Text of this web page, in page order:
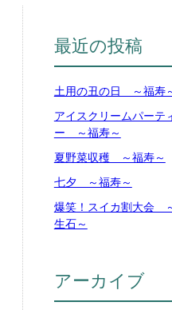
最近の投稿
土用の丑の日 ～福寿
アイスクリームパーテ
ー ～福寿～
夏野菜収穫 ～福寿～
七夕 ～福寿～
爆笑！スイカ割大会
生石～
アーカイブ